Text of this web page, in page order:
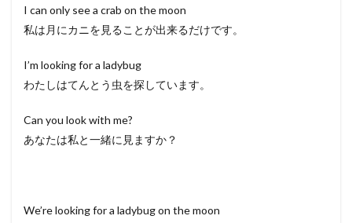
I can only see a crab on the moon
私は月にカニを見ることが出来るだけです。
I’m looking for a ladybug
わたしはてんとう虫を探しています。
Can you look with me?
あなたは私と一緒に見ますか？
We’re looking for a ladybug on the moon